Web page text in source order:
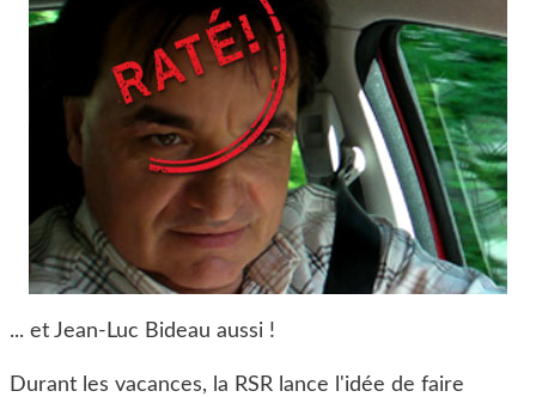
... et Jean-Luc Bideau aussi !
Durant les vacances, la RSR lance l'idée de faire